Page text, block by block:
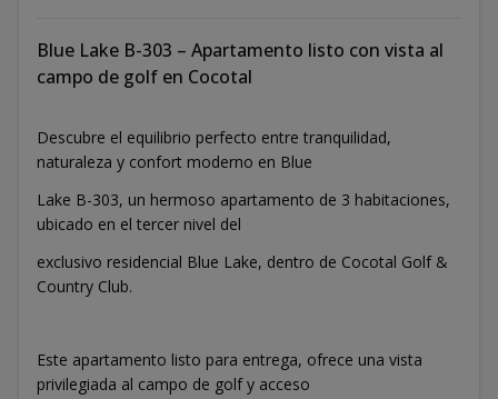
Blue Lake B-303 – Apartamento listo con vista al
campo de golf en Cocotal
Descubre el equilibrio perfecto entre tranquilidad,
naturaleza y confort moderno en Blue
Lake B-303, un hermoso apartamento de 3 habitaciones,
ubicado en el tercer nivel del
exclusivo residencial Blue Lake, dentro de Cocotal Golf &
Country Club.
Este apartamento listo para entrega, ofrece una vista
privilegiada al campo de golf y acceso